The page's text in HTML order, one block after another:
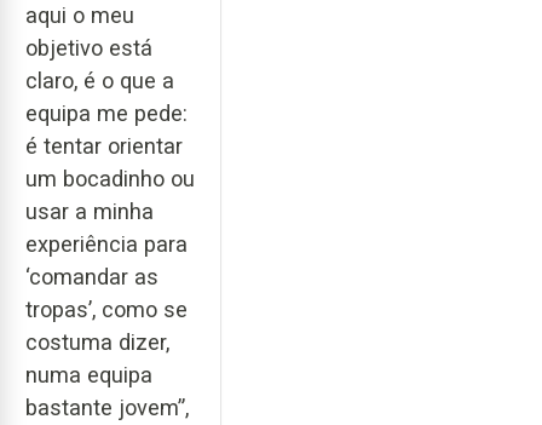
aqui o meu
objetivo está
claro, é o que a
equipa me pede:
é tentar orientar
um bocadinho ou
usar a minha
experiência para
‘comandar as
tropas’, como se
costuma dizer,
numa equipa
bastante jovem”,